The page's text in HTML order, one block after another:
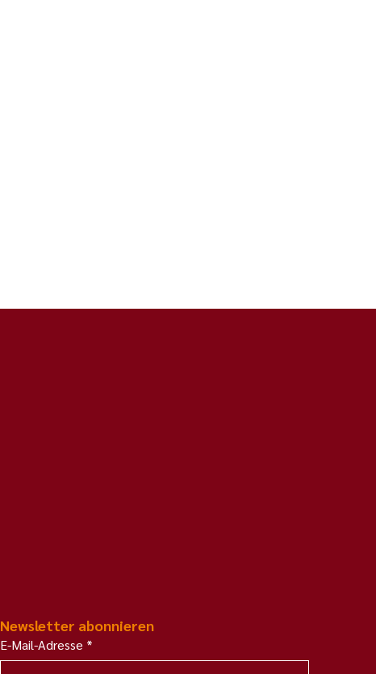
Newsletter abonnieren
E-Mail-Adresse *